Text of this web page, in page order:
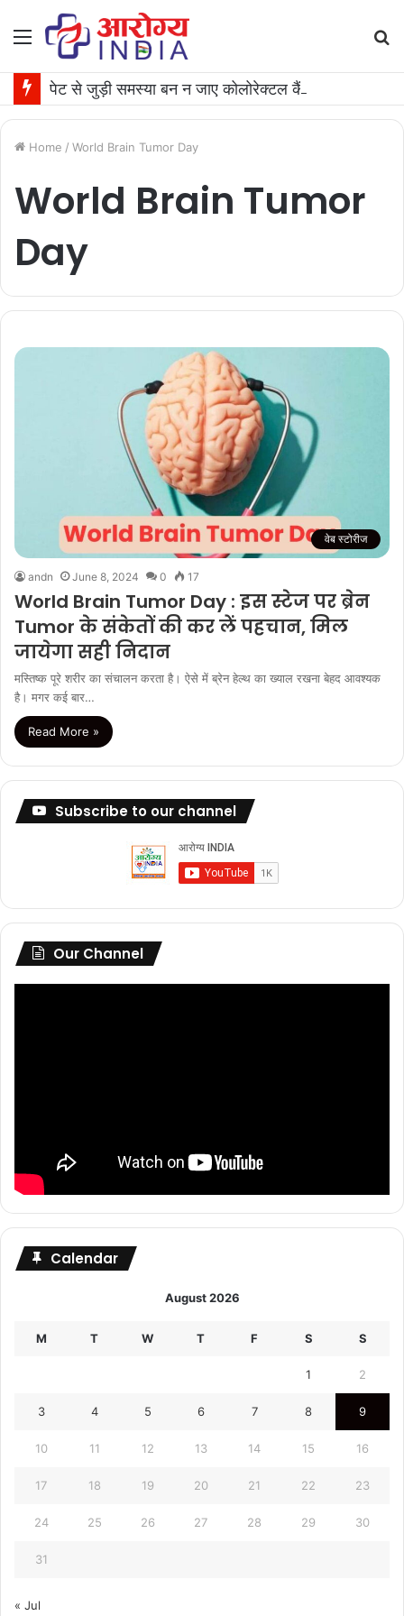
Menu
Home / World Brain Tumor Day
World Brain Tumor
Day
वेब स्टोरीज
andn June 8, 2024 0 17
World Brain Tumor Day : इस स्टेज पर ब्रेन
Tumor के संकेतों की कर लें पहचान, मिल
जायेगा सही निदान
मस्तिष्क पूरे शरीर का संचालन करता है। ऐसे में ब्रेन हेल्थ का ख्याल रखना बेहद आवश्यक
है। मगर कई बार…
Read More »
Subscribe to our channel
Our Channel
Calendar
August 2026
M T W T F S S
1 2
3 4 5 6 7 8 9
10 11 12 13 14 15 16
17 18 19 20 21 22 23
24 25 26 27 28 29 30
31
« Jul